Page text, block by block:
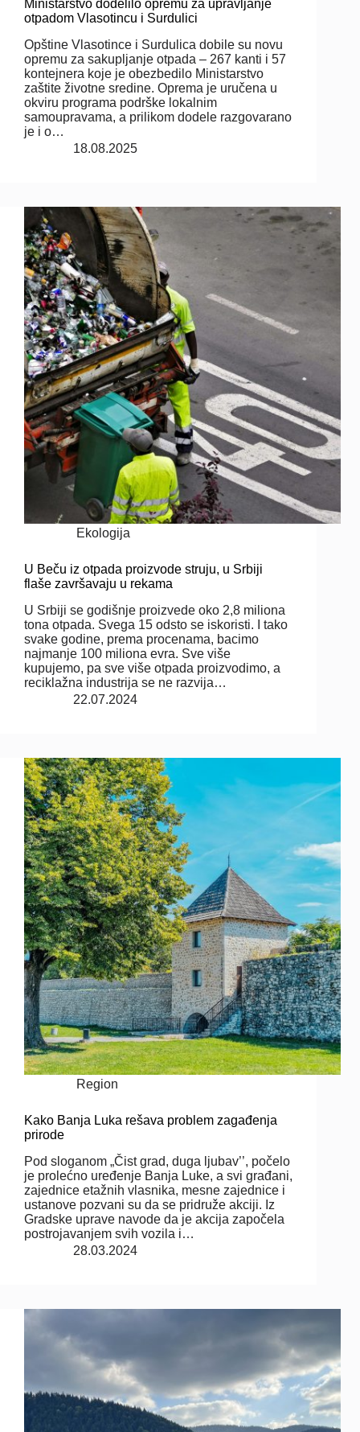
Ministarstvo dodelilo opremu za upravljanje
otpadom Vlasotincu i Surdulici
Opštine Vlasotince i Surdulica dobile su novu
opremu za sakupljanje otpada – 267 kanti i 57
kontejnera koje je obezbedilo Ministarstvo
zaštite životne sredine. Oprema je uručena u
okviru programa podrške lokalnim
samoupravama, a prilikom dodele razgovarano
je i o…
18.08.2025
Ekologija
U Beču iz otpada proizvode struju, u Srbiji
flaše završavaju u rekama
U Srbiji se godišnje proizvede oko 2,8 miliona
tona otpada. Svega 15 odsto se iskoristi. I tako
svake godine, prema procenama, bacimo
najmanje 100 miliona evra. Sve više
kupujemo, pa sve više otpada proizvodimo, a
reciklažna industrija se ne razvija…
22.07.2024
Region
Kako Banja Luka rešava problem zagađenja
prirode
Pod sloganom „Čist grad, duga ljubav’’, počelo
je prolećno uređenje Banja Luke, a svi građani,
zajednice etažnih vlasnika, mesne zajednice i
ustanove pozvani su da se pridruže akciji. Iz
Gradske uprave navode da je akcija započela
postrojavanjem svih vozila i…
28.03.2024